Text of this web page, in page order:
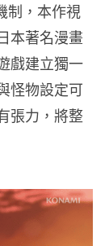
制，本作視
本著名漫畫
戲建立獨一
怪物設定可
張力，將整